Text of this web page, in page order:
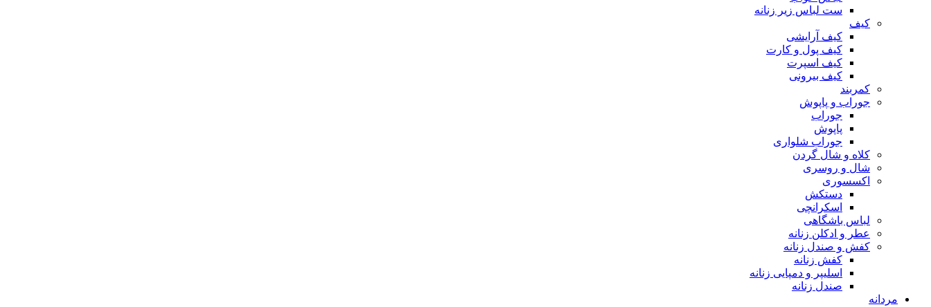
ست لباس زیر زنانه
کیف
کیف آرایشی
کیف پول و کارت
کیف اسپرت
کیف بیرونی
کمربند
جوراب و پاپوش
جوراب
پاپوش
جوراب شلواری
کلاه و شال گردن
شال و روسری
اکسسوری
دستکش
اسکرانچی
لباس باشگاهی
عطر و ادکلن زنانه
کفش و صندل زنانه
کفش زنانه
اسلیپر و دمپایی زنانه
صندل زنانه
مردانه